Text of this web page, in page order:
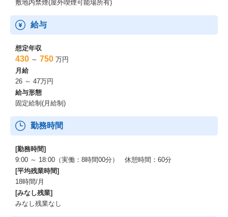
敷地内禁煙(屋外喫煙可能場所有)
給与
想定年収
430 ～ 750 万円
月給
26 ～ 47万円
給与形態
固定給制(月給制)
勤務時間
[勤務時間]
9:00 ～ 18:00（実働：8時間00分） 休憩時間：60分
[平均残業時間]
18時間/月
[みなし残業]
みなし残業なし